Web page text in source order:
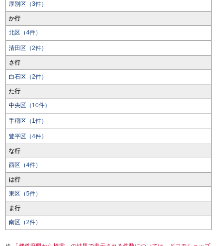
厚別区（3件）
か行
北区（4件）
清田区（2件）
さ行
白石区（2件）
た行
中央区（10件）
手稲区（1件）
豊平区（4件）
な行
西区（4件）
は行
東区（5件）
ま行
南区（2件）